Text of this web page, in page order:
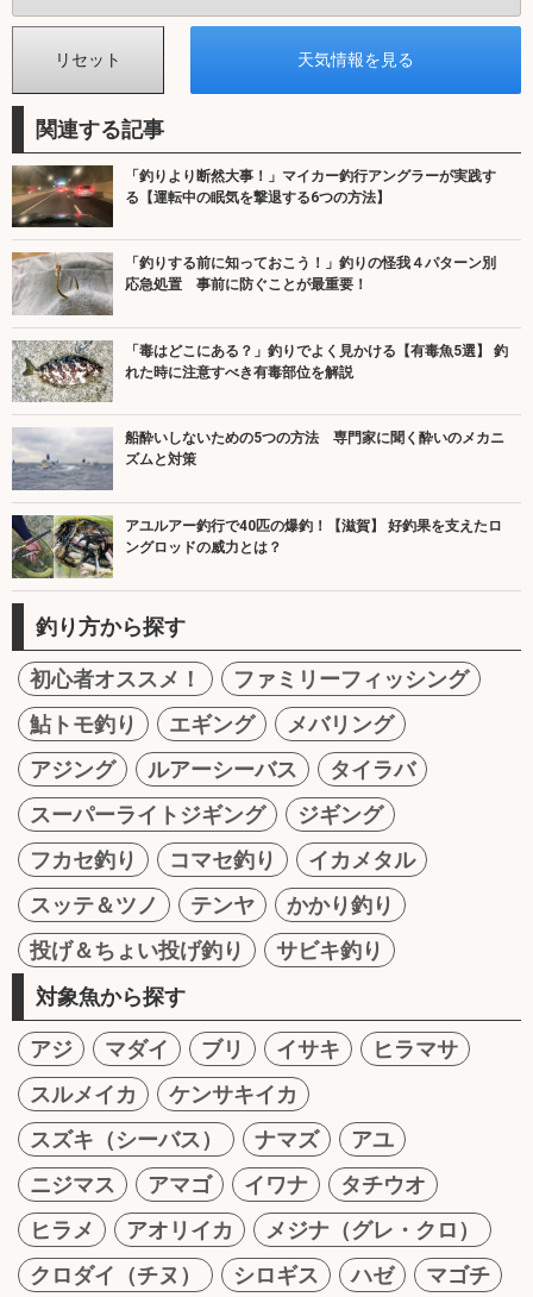
関連する記事
「釣りより断然大事！」マイカー釣行アングラーが実践す
る【運転中の眠気を撃退する6つの方法】
「釣りする前に知っておこう！」釣りの怪我４パターン別
応急処置 事前に防ぐことが最重要！
「毒はどこにある？」釣りでよく見かける【有毒魚5選】 釣
れた時に注意すべき有毒部位を解説
船酔いしないための5つの方法 専門家に聞く酔いのメカニ
ズムと対策
アユルアー釣行で40匹の爆釣！【滋賀】 好釣果を支えたロ
ングロッドの威力とは？
釣り方から探す
初心者オススメ！
ファミリーフィッシング
鮎トモ釣り
エギング
メバリング
アジング
ルアーシーバス
タイラバ
スーパーライトジギング
ジギング
フカセ釣り
コマセ釣り
イカメタル
スッテ＆ツノ
テンヤ
かかり釣り
投げ＆ちょい投げ釣り
サビキ釣り
対象魚から探す
アジ マダイ ブリ イサキ
ヒラマサ
スルメイカ
ケンサキイカ
スズキ（シーバス）
ナマズ
アユ
ニジマス
アマゴ イワナ
タチウオ
ヒラメ
アオリイカ
メジナ（グレ・クロ）
クロダイ（チヌ）
シロギス ハゼ
マゴチ